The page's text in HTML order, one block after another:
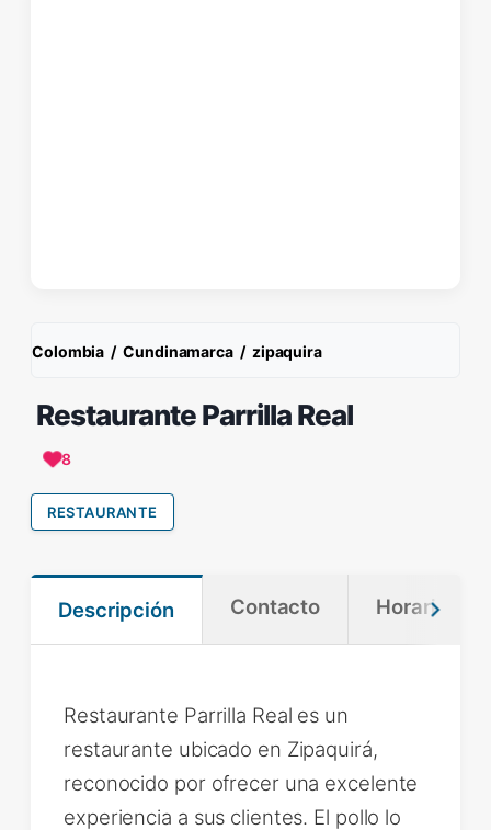
Colombia / Cundinamarca / zipaquira
Restaurante Parrilla Real
8
RESTAURANTE
Descripción Contacto Horario
Restaurante Parrilla Real es un
restaurante ubicado en Zipaquirá,
reconocido por ofrecer una excelente
experiencia a sus clientes. El pollo lo